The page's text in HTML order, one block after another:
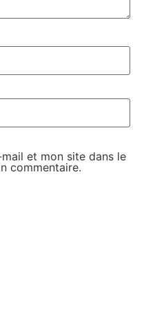
et mon site dans le
commentaire.